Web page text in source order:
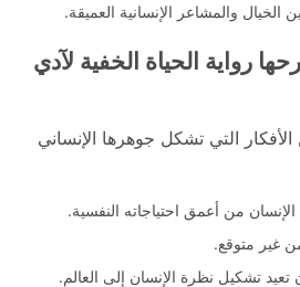
الخيال والمشاعر الإنسانية العميقة.
رواية الحياة الخفية لآدي
التي تشكل جوهرها الإنساني
من أعمق احتياجاته النفسية.
غير متوقع.
تشكيل نظرة الإنسان إلى العالم.